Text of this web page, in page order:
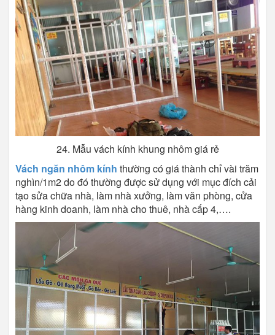
24. Mẫu vách kính khung nhôm giá rẻ
Vách ngăn nhôm kính thường có giá thành chỉ vài trăm
nghìn/1m2 do đó thường được sử dụng với mục đích cải
tạo sửa chữa nhà, làm nhà xưởng, làm văn phòng, cửa
hàng kinh doanh, làm nhà cho thuê, nhà cấp 4,….